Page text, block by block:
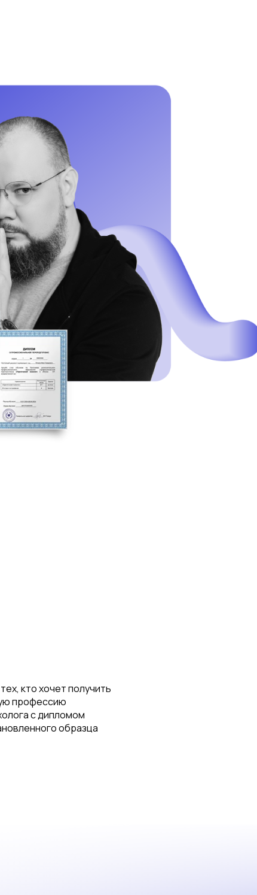
кто хочет получить
профессию
с дипломом
образца